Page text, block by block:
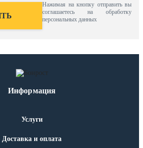
Нажимая на кнопку отправить вы
соглашаетесь на обработку
персональных данных
Информация
Услуги
Доставка и оплата